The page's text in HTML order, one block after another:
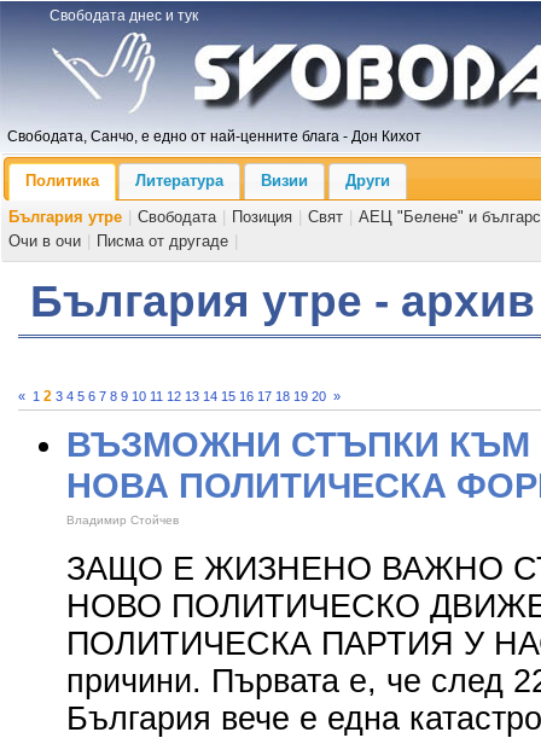
Свободата днес и тук
Свободата, Санчо, е едно от най-ценните блага - Дон Кихот
Политика Литература Визии
Други
България утре
Свободата Позиция Свят
АЕЦ "Белене" и
Очи в очи
Писма от другаде
България утре - архив
« 1 2 3 4 5 6 7 8 9 10 11 12 13 14 15 16 17 18 19 20 »
ВЪЗМОЖНИ СТЪПКИ КЪМ
НОВА ПОЛИТИЧЕСКА
Владимир Стойчев
ЗАЩО Е ЖИЗНЕНО ВАЖНО
НОВО ПОЛИТИЧЕСКО
ПОЛИТИЧЕСКА ПАРТИЯ У
причини. Първата е, че след
България вече е една